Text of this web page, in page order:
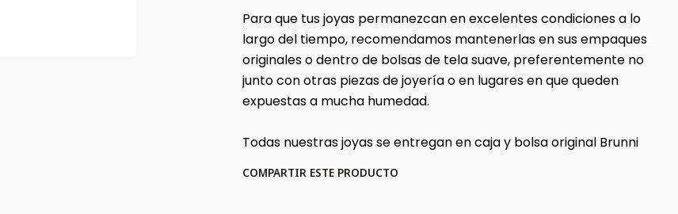
Para que tus joyas permanezcan en excelentes condiciones a lo
largo del tiempo, recomendamos mantenerlas en sus empaques
originales o dentro de bolsas de tela suave, preferentemente no
junto con otras piezas de joyería o en lugares en que queden
expuestas a mucha humedad.
Todas nuestras joyas se entregan en caja y bolsa original Brunni
COMPARTIR ESTE PRODUCTO